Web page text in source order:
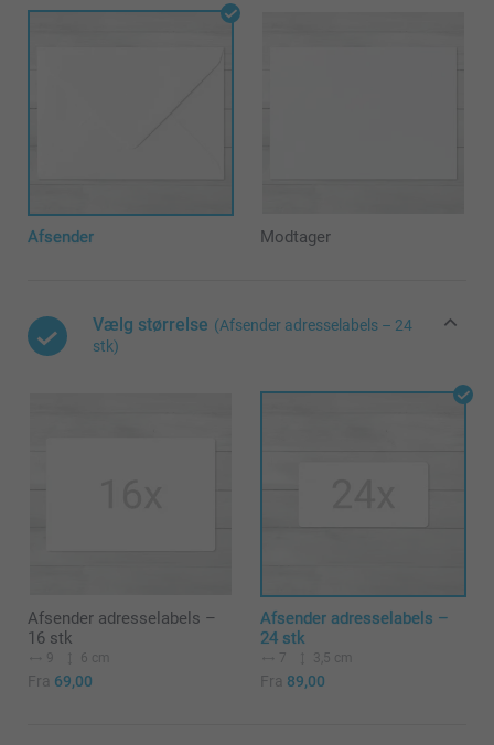
Afsender Modtager
Vælg størrelse (Afsender adresselabels – 24
stk)
Afsender adresselabels –
16 stk
9 6 cm
Fra 69,00
Afsender adresselabels –
24 stk
7 3,5 cm
Fra 89,00